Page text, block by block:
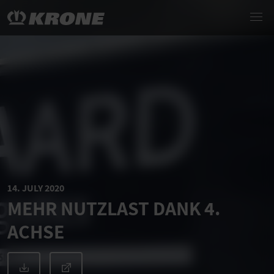
14. JULY 2020
MEHR NUTZLAST DANK 4.
ACHSE